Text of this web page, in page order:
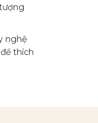
nghệ
thích